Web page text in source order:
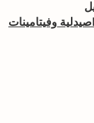
صيدلية وفيتامينات